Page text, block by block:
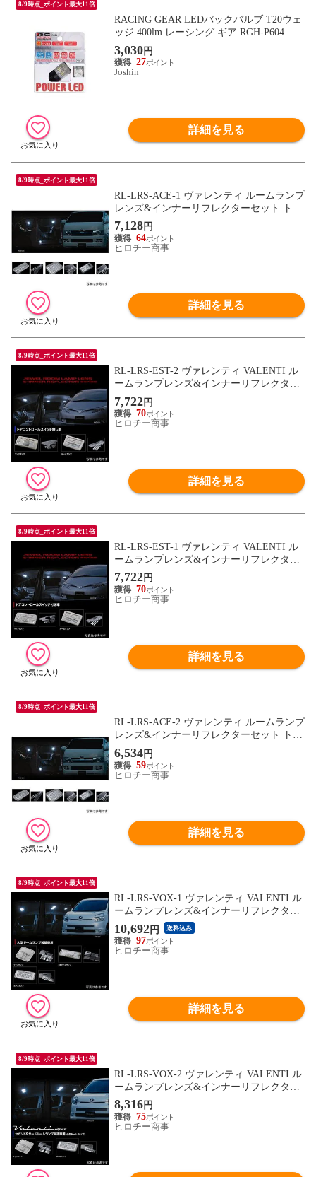
8/9時点_ポイント最大11倍
RACING GEAR LEDバックバルブ T20ウェ
ッジ 400lm レーシング ギア RGH-P604
【返品種別B】
3,030円
27
Joshin
詳細を見る
8/9時点_ポイント最大11倍
RL-LRS-ACE-1 ヴァレンティ ルームランプ
レンズ&インナーリフレクターセット トヨ
タ 200ハイエース ランプなし用 両側スラ
イドドア
7,128円
64
ヒロチー商事
詳細を見る
8/9時点_ポイント最大11倍
RL-LRS-EST-2 ヴァレンティ VALENTI ル
ームランプレンズ&インナーリフレクター
セット トヨタ 50エスティマ Cスイッチ無
し
7,722円
70
ヒロチー商事
詳細を見る
8/9時点_ポイント最大11倍
RL-LRS-EST-1 ヴァレンティ VALENTI ル
ームランプレンズ&インナーリフレクター
セット トヨタ 50エスティマ Cスイッチ付
き
7,722円
70
ヒロチー商事
詳細を見る
8/9時点_ポイント最大11倍
RL-LRS-ACE-2 ヴァレンティ ルームランプ
レンズ&インナーリフレクターセット トヨ
タ 200ハイエース ランプなし用 片側スラ
イドドア
6,534円
59
ヒロチー商事
詳細を見る
8/9時点_ポイント最大11倍
RL-LRS-VOX-1 ヴァレンティ VALENTI ル
ームランプレンズ&インナーリフレクター
セット トヨタ 70ノア/ヴォクシー 大型ドー
ムランプ車
10,692円 送料込み
97
ヒロチー商事
詳細を見る
8/9時点_ポイント最大11倍
RL-LRS-VOX-2 ヴァレンティ VALENTI ル
ームランプレンズ&インナーリフレクター
セット トヨタ 70ノア/ヴォクシー 小型ドー
ムランプ車
8,316円
75
ヒロチー商事